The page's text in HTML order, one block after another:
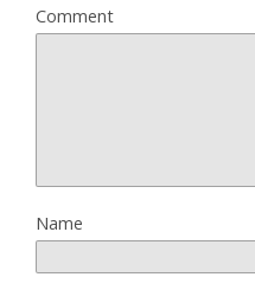
Comment
Name